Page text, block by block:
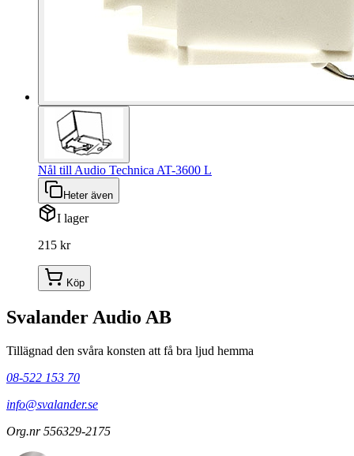
Nål till Audio Technica AT-3600 L
Heter även
I lager
215 kr
Köp
Svalander Audio AB
Tillägnad den svåra konsten att få bra ljud hemma
08-522 153 70
info@svalander.se
Org.nr 556329-2175